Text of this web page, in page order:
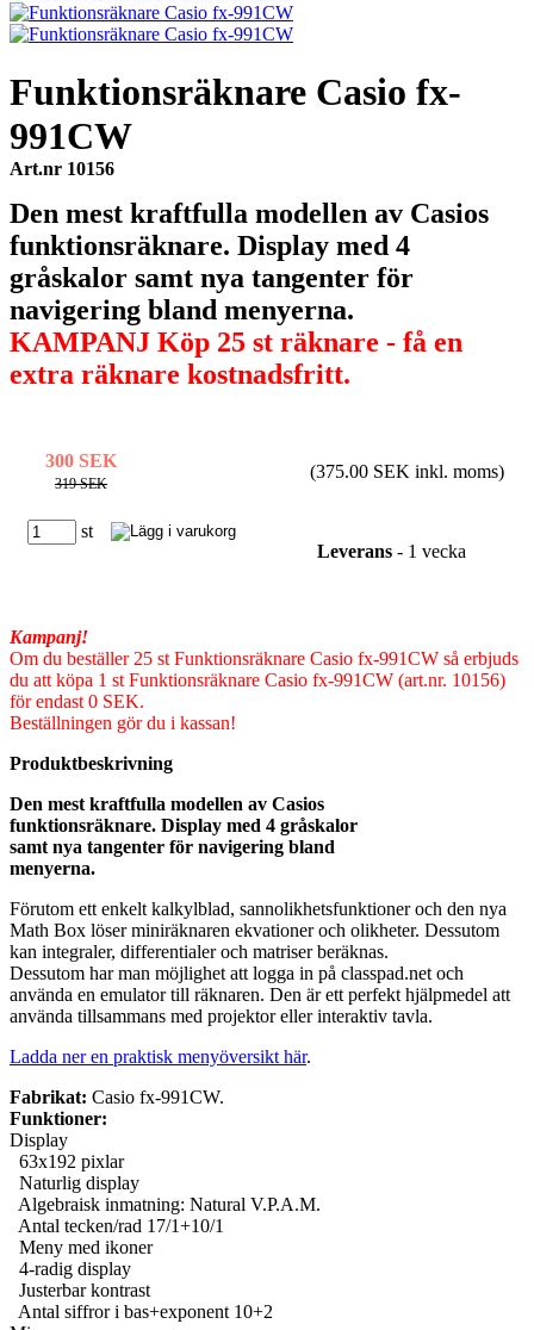
Funktionsräknare Casio fx-
991CW
Art.nr 10156
Den mest kraftfulla modellen av Casios
funktionsräknare. Display med 4
gråskalor samt nya tangenter för
navigering bland menyerna.
KAMPANJ Köp 25 st räknare - få en
extra räknare kostnadsfritt.
300 SEK
319 SEK
(375.00 SEK inkl. moms)
st
Leverans - 1 vecka
Kampanj!
Om du beställer 25 st Funktionsräknare Casio fx-991CW så erbjuds
du att köpa 1 st Funktionsräknare Casio fx-991CW (art.nr. 10156)
för endast 0 SEK.
Beställningen gör du i kassan!
Produktbeskrivning
Den mest kraftfulla modellen av Casios
funktionsräknare. Display med 4 gråskalor
samt nya tangenter för navigering bland
menyerna.
Förutom ett enkelt kalkylblad, sannolikhetsfunktioner och den nya
Math Box löser miniräknaren ekvationer och olikheter. Dessutom
kan integraler, differentialer och matriser beräknas.
Dessutom har man möjlighet att logga in på classpad.net och
använda en emulator till räknaren. Den är ett perfekt hjälpmedel att
använda tillsammans med projektor eller interaktiv tavla.
Ladda ner en praktisk menyöversikt här.
Fabrikat: Casio fx-991CW.
Funktioner:
Display
63x192 pixlar
Naturlig display
Algebraisk inmatning: Natural V.P.A.M.
Antal tecken/rad 17/1+10/1
Meny med ikoner
4-radig display
Justerbar kontrast
Antal siffror i bas+exponent 10+2